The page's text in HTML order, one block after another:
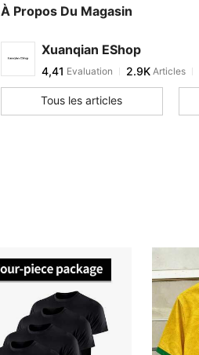
À Propos Du Magasin
Xuanqian EShop
4,41 Evaluation 2.9K Articles
Tous les articles